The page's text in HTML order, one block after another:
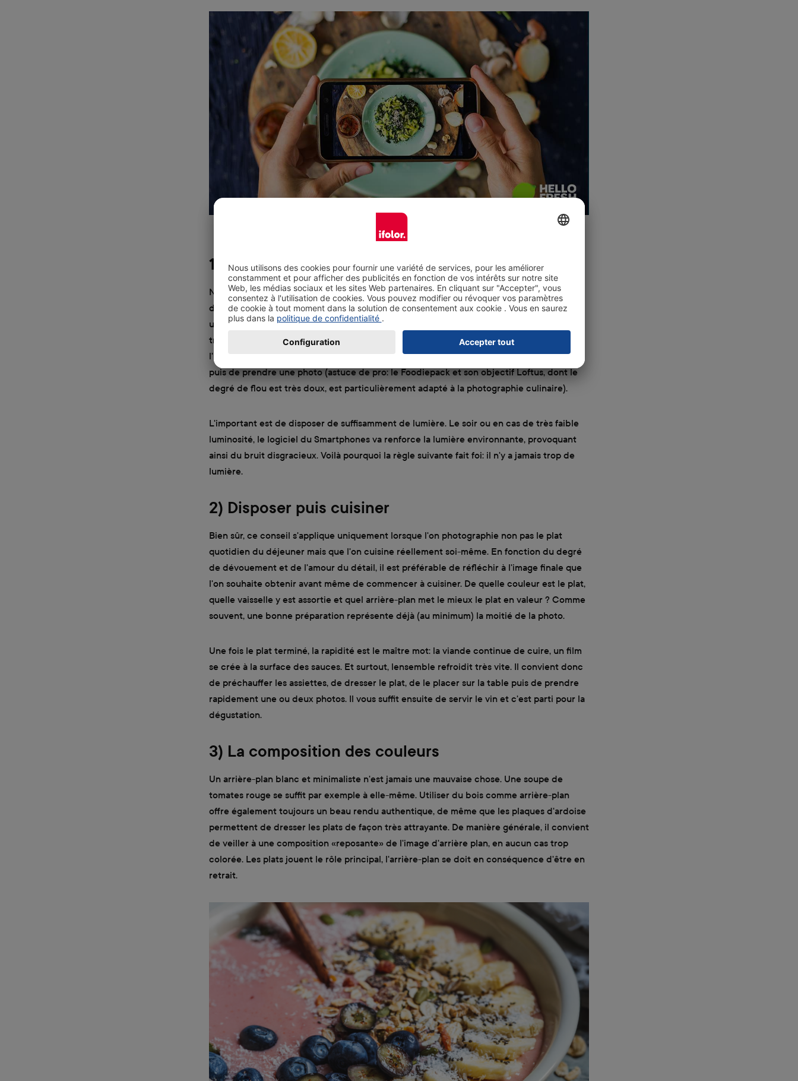
Commander la box maintenant
1) L 'équipement adapté
Nous considérons ici les Smartphones comme l'instrument le plus simple pour prendre
des photos. Pour cela, il est nécessaire de posséder un smartphone (logique) possédant
une application appareil photo intégrée ainsi qu'une ou plusieurs applications de
traitement des photos. Les applications qui traitent directement les photos, telles que
l'inusable Hipstamatic sont très pratiques. Il suffit de choisir entre «Film» et «Objectif»
puis de prendre une photo (astuce de pro: le Foodiepack et son objectif Loftus, dont le
degré de flou est très doux, est particulièrement adapté à la photographie culinaire).
L'important est de disposer de suffisamment de lumière. Le soir ou en cas de très faible
luminosité, le logiciel du Smartphones va renforce la lumière environnante, provoquant
ainsi du bruit disgracieux. Voilà pourquoi la règle suivante fait foi: il n'y a jamais trop de
lumière.
2) Disposer puis cuisiner
Bien sûr, ce conseil s'applique uniquement lorsque l'on photographie non pas le plat
quotidien du déjeuner mais que l'on cuisine réellement soi-même. En fonction du degré
de dévouement et de l'amour du détail, il est préférable de réfléchir à l'image finale que
l'on souhaite obtenir avant même de commencer à cuisiner. De quelle couleur est le plat,
quelle vaisselle y est assortie et quel arrière-plan met le mieux le plat en valeur ? Comme
souvent, une bonne préparation représente déjà (au minimum) la moitié de la photo.
Une fois le plat terminé, la rapidité est le maître mot: la viande continue de cuire, un film
se crée à la surface des sauces. Et surtout, lensemble refroidit très vite. Il convient donc
de préchauffer les assiettes, de dresser le plat, de le placer sur la table puis de prendre
rapidement une ou deux photos. Il vous suffit ensuite de servir le vin et c'est parti pour la
dégustation.
3) La composition des couleurs
Un arrière-plan blanc et minimaliste n'est jamais une mauvaise chose. Une soupe de
tomates rouge se suffit par exemple à elle-même. Utiliser du bois comme arrière-plan
offre également toujours un beau rendu authentique, de même que les plaques d'ardoise
permettent de dresser les plats de façon très attrayante. De manière générale, il convient
de veiller à une composition «reposante» de l'image d'arrière plan, en aucun cas trop
colorée. Les plats jouent le rôle principal, l'arrière-plan se doit en conséquence d'être en
retrait.